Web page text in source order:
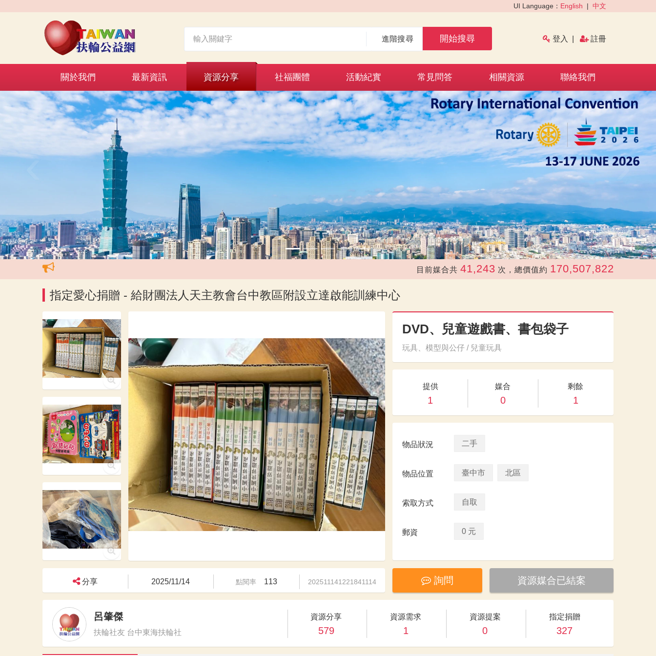
UI Language： English | 中文
進階搜尋 開始搜尋 登入 註冊
關於我們 最新資訊 資源分享 社福團體 活動紀實 常見問答 相關資源 聯絡我們
‹ ›
目前媒合共 41,243 次，總價值約 170,507,822 元
指定愛心捐贈 - 給財團法人天主教會台中教區附設立達啟能訓練中心
DVD、兒童遊戲書、書包袋子
玩具、模型與公仔 / 兒童玩具
提供
1
媒合
0
剩餘
1
物品狀況 二手
物品位置 臺中市 北區
索取方式 自取
郵資 0 元
分享 2025/11/14 點閱率 113 202511141221841114 詢問 資源媒合已結案
呂肇傑
扶輪社友 台中東海扶輪社
資源分享
579
資源需求
1
資源提案
0
指定捐贈
327